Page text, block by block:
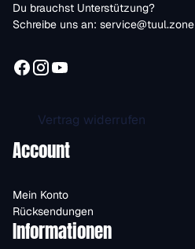
Du brauchst Unterstützung?
Schreibe uns an: service@tuul.zone
Vertrag widerrufen
Account
Mein Konto
Rücksendungen
Informationen